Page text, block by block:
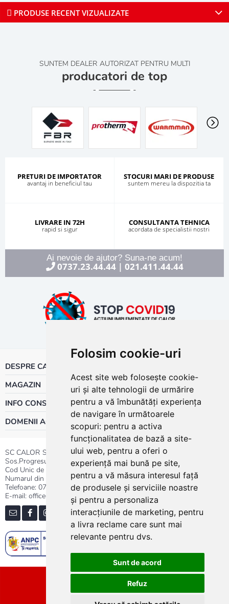
Folosim cookie-uri
Acest site web folosește cookie-
uri și alte tehnologii de urmărire
pentru a vă îmbunătăți experiența
de navigare în următoarele
scopuri: pentru a activa
funcționalitatea de bază a site-
ului web, pentru a oferi o
experiență mai bună pe site,
pentru a vă măsura interesul față
de produsele și serviciile noastre
și pentru a personaliza
interacțiunile de marketing, pentru
a livra reclame care sunt mai
relevante pentru dvs.
Sunt de acord
Refuz
PRODUSE RECENT VIZUALIZATE
SUNTEM DEALER AUTORIZAT PENTRU MULTI
producatori de top
PRETURI DE IMPORTATOR
avantaj in beneficiul tau
STOCURI MARI DE PRODUSE
suntem mereu la dispozitia ta
LIVRARE IN 72H
rapid si sigur
CONSULTANTA TEHNICA
acordata de specialistii nostri
Ai nevoie de ajutor? Suna-ne acum!
0737.23.44.44| 021.411.44.44
DESPRE CALOR
MAGAZIN
INFO CONSUMATOR
DOMENII ACTIVITATE
SC CALOR SRL
Sos.Progresului nr.30-40, Sector 5, Bucuresti
Cod Unic de Inregistrare: RO 3004724
Numarul din Registrul Comertului:J40/13176/1991
Telefoane: 0737.23.44.44|021.411.44.44
E-mail: office@calor.ro